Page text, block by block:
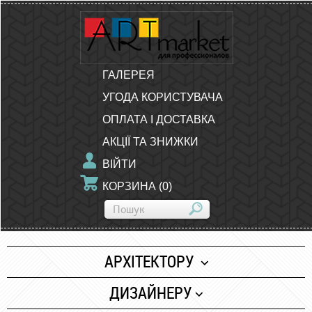
ГАЛЕРЕЯ
УГОДА КОРИСТУВАЧА
ОПЛАТА І ДОСТАВКА
АКЦІЇ ТА ЗНИЖКИ
ВІЙТИ
КОРЗИНА (0)
АРХІТЕКТОРУ
Папір
ДИЗАЙНЕРУ